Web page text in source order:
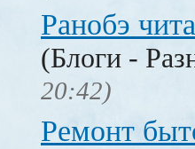
Ранобэ
(Блоги -
20:42)
Ремонт